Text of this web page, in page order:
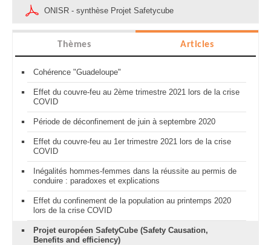
ONISR - synthèse Projet Safetycube
Thèmes Articles
Cohérence "Guadeloupe"
Effet du couvre-feu au 2ème trimestre 2021 lors de la crise
COVID
Période de déconfinement de juin à septembre 2020
Effet du couvre-feu au 1er trimestre 2021 lors de la crise
COVID
Inégalités hommes-femmes dans la réussite au permis de
conduire : paradoxes et explications
Effet du confinement de la population au printemps 2020
lors de la crise COVID
Projet européen SafetyCube (Safety Causation,
Benefits and efficiency)